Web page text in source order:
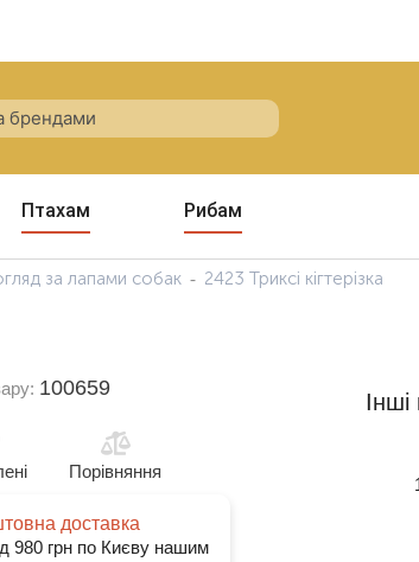
Птахам Рибам
за лапами собак 2423 Триксі кігтерізка
100659
Порівняння
доставка
980 грн по Києву нашим
Інші